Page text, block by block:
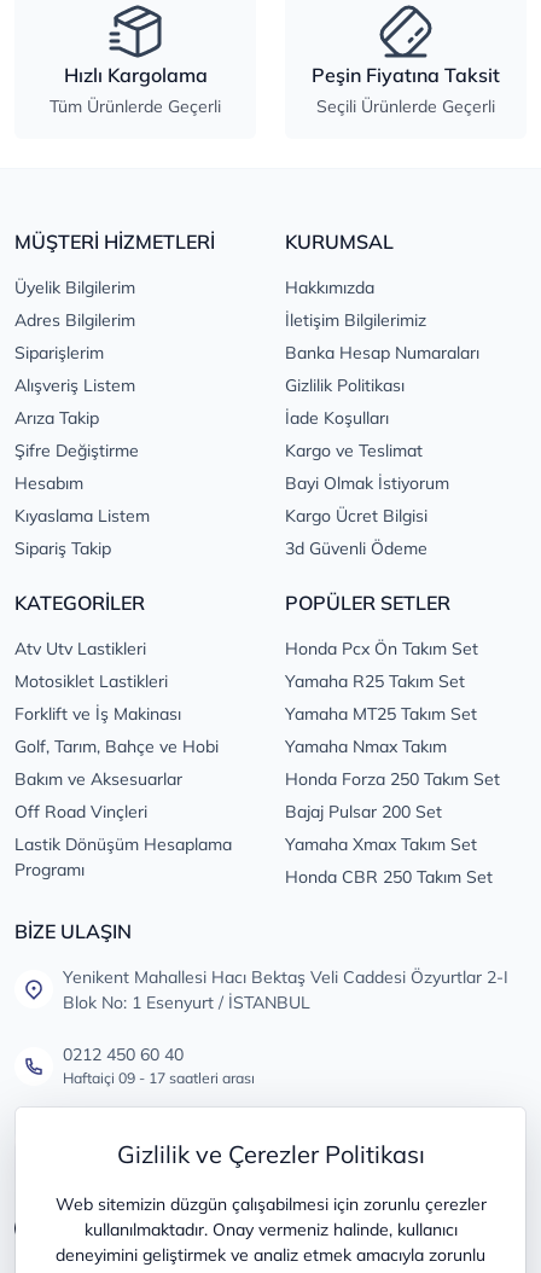
Gizlilik ve Çerezler Politikası
Web sitemizin düzgün çalışabilmesi için zorunlu çerezler
kullanılmaktadır. Onay vermeniz halinde, kullanıcı
deneyimini geliştirmek ve analiz etmek amacıyla zorunlu
Hızlı Kargolama
Tüm Ürünlerde Geçerli
Peşin Fiyatına Taksit
Seçili Ürünlerde Geçerli
MÜŞTERİ HİZMETLERİ
Üyelik Bilgilerim
Adres Bilgilerim
Siparişlerim
Alışveriş Listem
Arıza Takip
Şifre Değiştirme
Hesabım
Kıyaslama Listem
Sipariş Takip
KURUMSAL
Hakkımızda
İletişim Bilgilerimiz
Banka Hesap Numaraları
Gizlilik Politikası
İade Koşulları
Kargo ve Teslimat
Bayi Olmak İstiyorum
Kargo Ücret Bilgisi
3d Güvenli Ödeme
KATEGORİLER
Atv Utv Lastikleri
Motosiklet Lastikleri
Forklift ve İş Makinası
Golf, Tarım, Bahçe ve Hobi
Bakım ve Aksesuarlar
Off Road Vinçleri
Lastik Dönüşüm Hesaplama
Programı
POPÜLER SETLER
Honda Pcx Ön Takım Set
Yamaha R25 Takım Set
Yamaha MT25 Takım Set
Yamaha Nmax Takım
Honda Forza 250 Takım Set
Bajaj Pulsar 200 Set
Yamaha Xmax Takım Set
Honda CBR 250 Takım Set
BİZE ULAŞIN
Yenikent Mahallesi Hacı Bektaş Veli Caddesi Özyurtlar 2-I
Blok No: 1 Esenyurt / İSTANBUL
0212 450 60 40
Haftaiçi 09 - 17 saatleri arası
Tüm öneri ve şikayetleriniz için